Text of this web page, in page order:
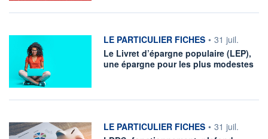
information fournie par
LE PARTICULIER FICHES • 31 juil.
Le Livret d’épargne populaire (LEP),
une épargne pour les plus modestes
information fournie par
LE PARTICULIER FICHES • 31 juil.